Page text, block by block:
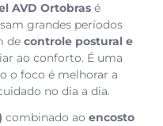
AVD Ortobras é
grandes períodos
de controle postural e
ao conforto. É uma
o foco é melhorar a
no dia a dia.
combinado ao encosto